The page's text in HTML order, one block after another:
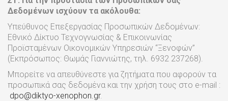
Δεδομένων ισχύουν τα ακόλουθα:
Yπεύθυνος Επεξεργασίας Προσωπικών Δεδομένων:
Εθνικό Δίκτυο Τεχνογνωσίας & Επικοινωνίας
Προϊσταμένων Οικονομικών Υπηρεσιών “Ξενοφών”
(Εκπρόσωπος: Θωμάς Γιαννιώτης, τηλ. 6932 237268).
Mπορείτε να απευθύνεστε για ζητήματα που αφορούν τα
προσωπικά σας δεδομένα και την χρήση τους στο e-mail :
dpo@diktyo-xenophon.gr.